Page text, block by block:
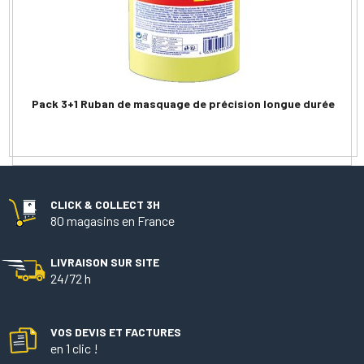
Pack 3+1 Ruban de masquage de précision longue durée
CLICK & COLLECT 3H
80 magasins en France
LIVRAISON SUR SITE
24/72 h
VOS DEVIS ET FACTURES
en 1 clic !